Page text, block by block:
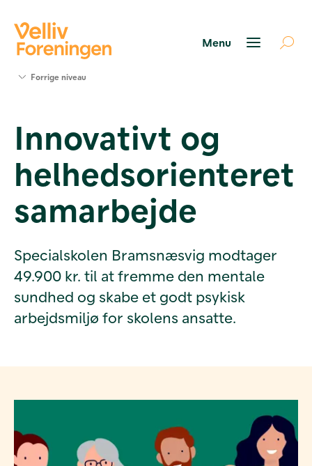
Værktøjer
og viden
Om Velliv
Foreningen
os
Forrige niveau
Innovativt og
helhedsorienteret
samarbejde
Specialskolen Bramsnæsvig modtager
49.900 kr. til at fremme den mentale
sundhed og skabe et godt psykisk
arbejdsmiljø for skolens ansatte.